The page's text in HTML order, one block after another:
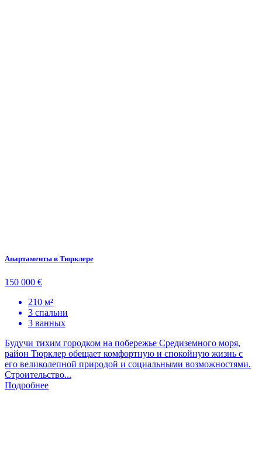
Апартаменты в Тюрклере
150 000 €
210 м²
3 спальни
3 ванных
Будучи тихим городком на побережье Средиземного моря,
район Тюрклер обещает комфортную и спокойную жизнь с
его великолепной природой и социальными возможностями.
Строительство...
Подробнее